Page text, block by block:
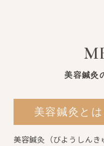
美容鍼灸
美容鍼灸とは
美容鍼灸（びようしん